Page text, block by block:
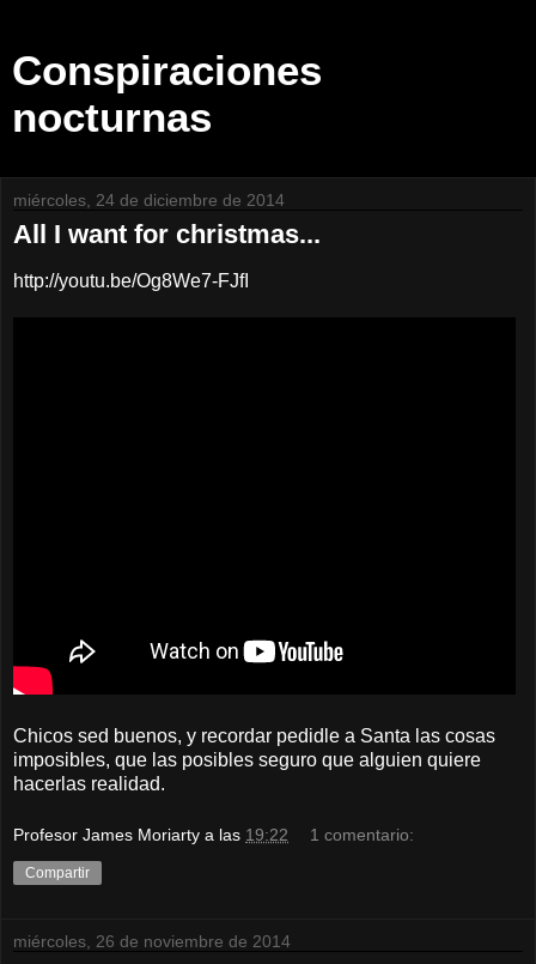
Conspiraciones
nocturnas
miércoles, 24 de diciembre de 2014
All I want for christmas...
http://youtu.be/Og8We7-FJfI
Chicos sed buenos, y recordar pedidle a Santa las cosas
imposibles, que las posibles seguro que alguien quiere
hacerlas realidad.
Profesor James Moriarty a las 19:22 1 comentario:
Compartir
miércoles, 26 de noviembre de 2014